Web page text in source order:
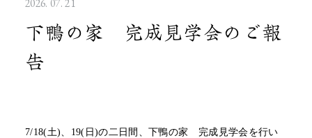
下鴨の家 完成見学会のご報
告
7/18(土)、19(日)の二日間、下鴨の家 完成見学会を行い